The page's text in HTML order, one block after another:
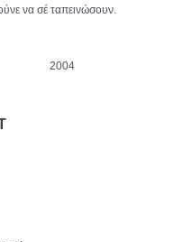
να σέ ταπεινώσουν.
2004